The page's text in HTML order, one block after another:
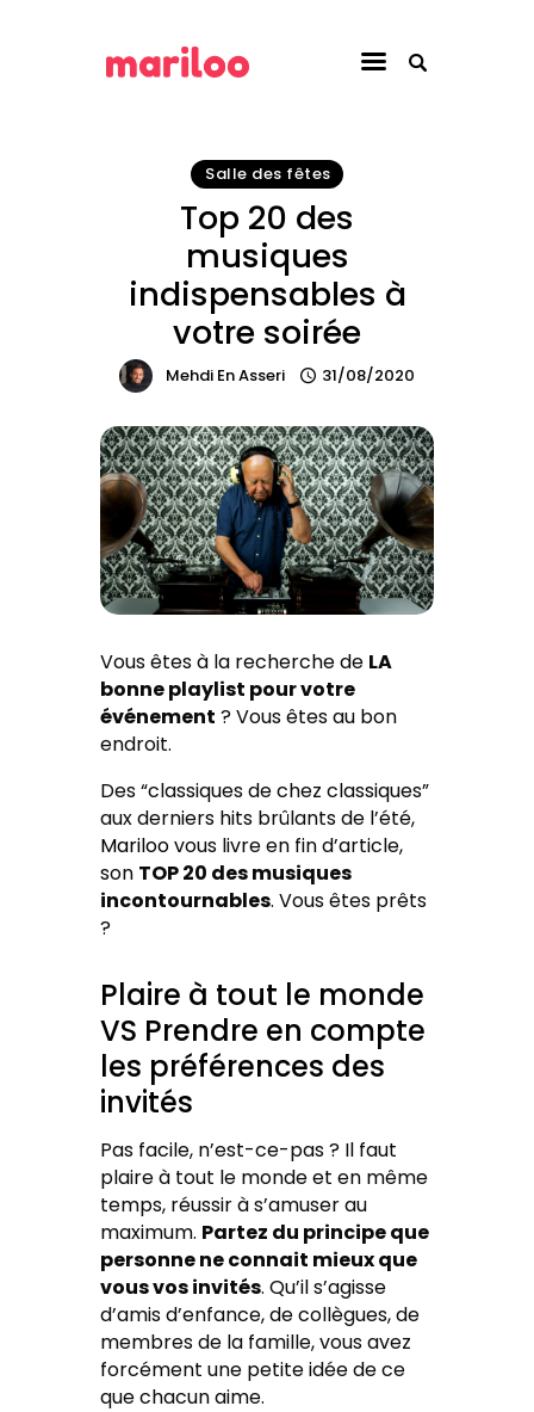
Blog Mariloo
Pour les
établissements
Pour les locataires
Salle des fêtes
Top 20 des
musiques
indispensables à
votre soirée
Mehdi En Asseri 31/08/2020
Vous êtes à la recherche de LA
bonne playlist pour votre
événement ? Vous êtes au bon
endroit.
Des “classiques de chez classiques”
aux derniers hits brûlants de l’été,
Mariloovous livre en fin d’article,
son TOP 20 des musiques
incontournables. Vous êtes prêts
?
Plaire à tout le monde
VS Prendre en compte
les préférences des
invités
Pas facile, n’est-ce-pas ? Il faut
plaire à tout le monde et en même
temps, réussir à s’amuser au
maximum. Partez du principe que
personne ne connait mieux que
vous vos invités. Qu’il s’agisse
d’amis d’enfance, de collègues, de
membres de la famille, vous avez
forcément une petite idée de ce
que chacun aime.